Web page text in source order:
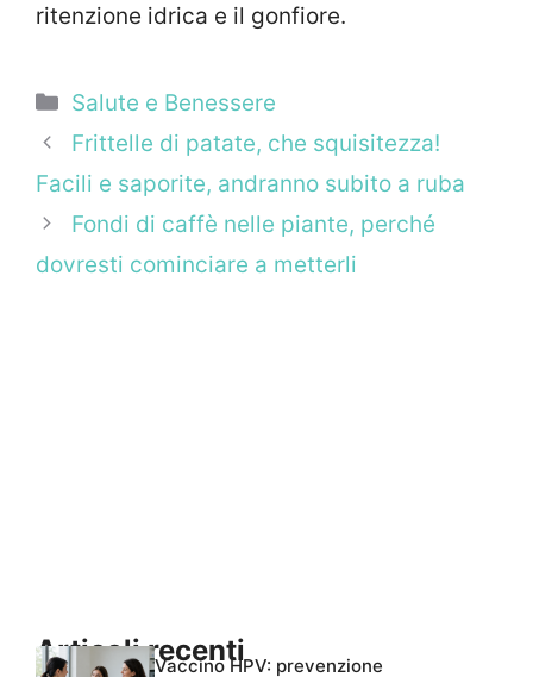
ritenzione idrica e il gonfiore.
Categorie
Salute e Benessere
Frittelle di patate, che squisitezza!
Facili e saporite, andranno subito a ruba
Fondi di caffè nelle piante, perché
dovresti cominciare a metterli
Articoli recentiVaccino HPV: prevenzione